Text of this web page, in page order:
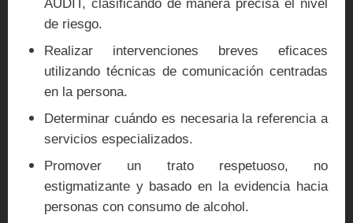
de riesgo.
Realizar intervenciones breves eficaces
utilizando técnicas de comunicación centradas
en la persona.
Determinar cuándo es necesaria la referencia a
servicios especializados.
Promover un trato respetuoso, no
estigmatizante y basado en la evidencia hacia
personas con consumo de alcohol.